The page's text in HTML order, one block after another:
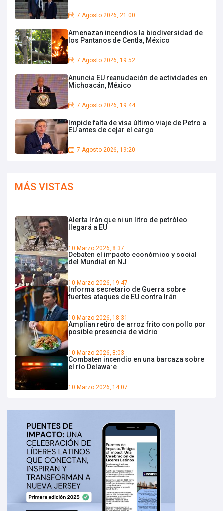
7 Agosto 2026, 21:00
Amenazan incendios la biodiversidad de
los Pantanos de Centla, México
7 Agosto 2026, 19:52
Anuncia EU reanudación de actividades en
Michoacán, México
7 Agosto 2026, 19:44
Impide falta de visa último viaje de Petro a
EU antes de dejar el cargo
7 Agosto 2026, 19:20
MÁS VISTAS
Alerta Irán que ni un litro de petróleo
llegará a EU
10 Marzo 2026, 8:37
Debaten el impacto económico y social
del Mundial en NJ
10 Marzo 2026, 19:47
Informa secretario de Guerra sobre
fuertes ataques de EU contra Irán
10 Marzo 2026, 18:31
Amplían retiro de arroz frito con pollo por
posible presencia de vidrio
10 Marzo 2026, 8:03
Combaten incendio en una barcaza sobre
el río Delaware
10 Marzo 2026, 14:07